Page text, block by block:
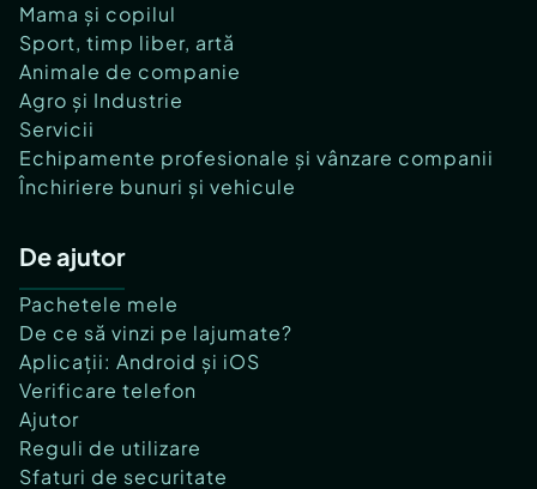
Mama și copilul
Sport, timp liber, artă
Animale de companie
Agro și Industrie
Servicii
Echipamente profesionale și vânzare companii
Închiriere bunuri și vehicule
De ajutor
Pachetele mele
De ce să vinzi pe lajumate?
Aplicații: Android și iOS
Verificare telefon
Ajutor
Reguli de utilizare
Sfaturi de securitate